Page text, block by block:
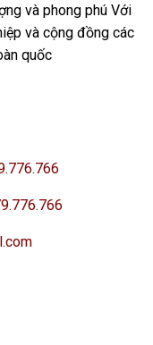
và phong phú Với
và cộng đồng các
quốc